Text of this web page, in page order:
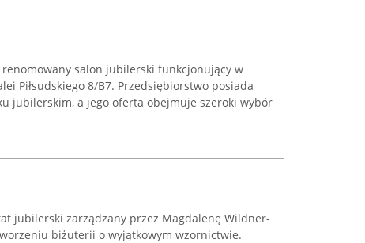
salon jubilerski funkcjonujący w
Piłsudskiego 8/B7. Przedsiębiorstwo posiada
jubilerskim, a jego oferta obejmuje szeroki wybór
jubilerski zarządzany przez Magdalenę Wildner-
biżuterii o wyjątkowym wzornictwie.